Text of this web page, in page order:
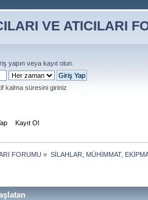
yapın veyakayıt olun
kalma süresini giriniz
Kayıt Ol
FORUMU » SİLAHLAR, MÜHİMMAT,